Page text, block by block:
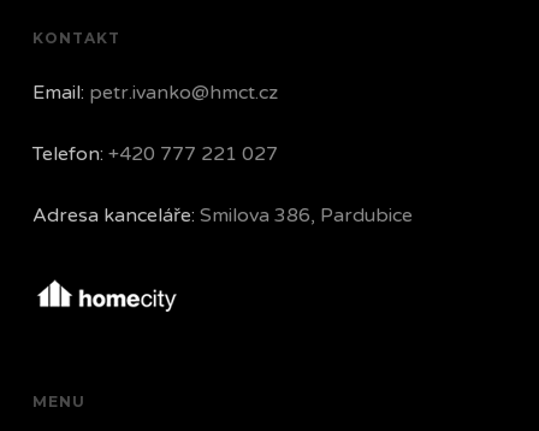
KONTAKT
Email: petr.ivanko@hmct.cz
Telefon: +420 777 221 027
Adresa kanceláře: Smilova 386, Pardubice
MENU